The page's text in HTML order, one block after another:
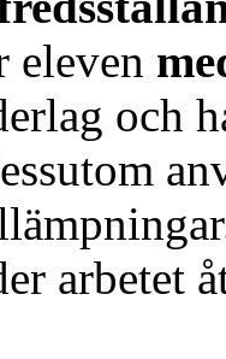
eleven
och
arbetet